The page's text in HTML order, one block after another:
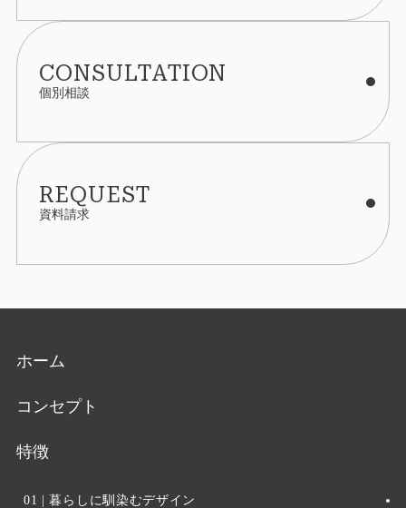
CONSULTATION
個別相談
REQUEST
資料請求
ホーム
コンセプト
特徴
01 | 暮らしに馴染むデザイン